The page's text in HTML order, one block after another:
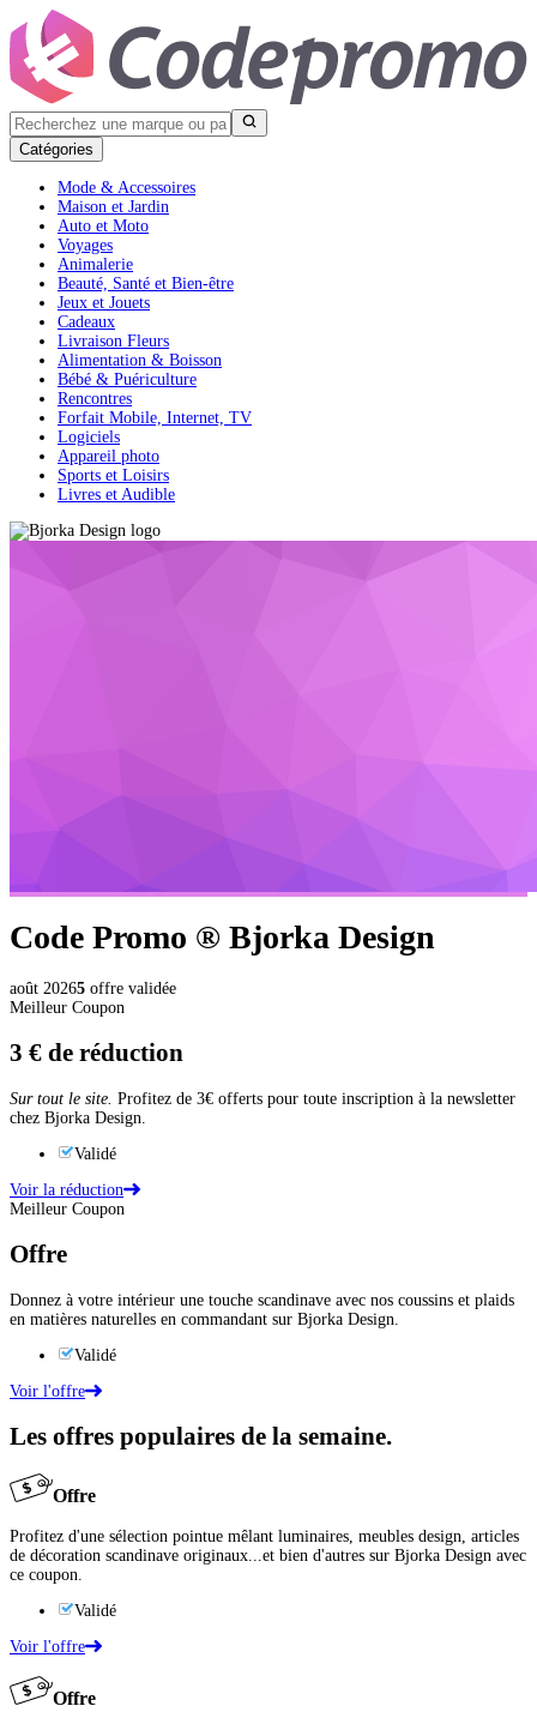
Catégories
Mode & Accessoires
Maison et Jardin
Auto et Moto
Voyages
Animalerie
Beauté, Santé et Bien-être
Jeux et Jouets
Cadeaux
Livraison Fleurs
Alimentation & Boisson
Bébé & Puériculture
Rencontres
Forfait Mobile, Internet, TV
Logiciels
Appareil photo
Sports et Loisirs
Livres et Audible
Code Promo ® Bjorka Design
août 20265 offre validée
Meilleur Coupon
3 € de réduction
Sur tout le site. Profitez de 3€ offerts pour toute inscription à la newsletter
chez Bjorka Design.
Validé
Voir la réduction
Meilleur Coupon
Offre
Donnez à votre intérieur une touche scandinave avec nos coussins et plaids
en matières naturelles en commandant sur Bjorka Design.
Validé
Voir l'offre
Les offres populaires de la semaine.
Offre
Profitez d'une sélection pointue mêlant luminaires, meubles design, articles
de décoration scandinave originaux...et bien d'autres sur Bjorka Design avec
ce coupon.
Validé
Voir l'offre
Offre